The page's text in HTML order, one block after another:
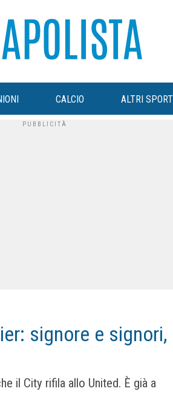
CALCIO ALTRI SPORT
signore e signori,
il City rifila allo United. È già a